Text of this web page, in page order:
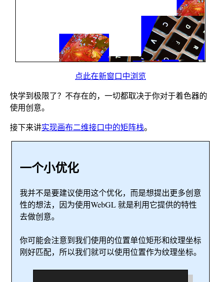
点此在新窗口中浏览
快学到极限了？不存在的，一切都取决于你对于着色器的
使用创意。
接下来讲实现画布二维接口中的矩阵栈。
一个小优化
我并不是要建议使用这个优化，而是想提出更多创意
性的想法，因为使用WebGL 就是利用它提供的特性
去做创意。
你可能会注意到我们使用的位置单位矩形和纹理坐标
刚好匹配，所以我们就可以使用位置作为纹理坐标。